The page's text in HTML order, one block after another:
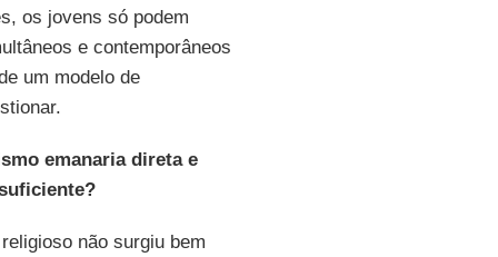
os jovens só podem
e contemporâneos
um modelo de
emanaria direta e
não surgiu bem